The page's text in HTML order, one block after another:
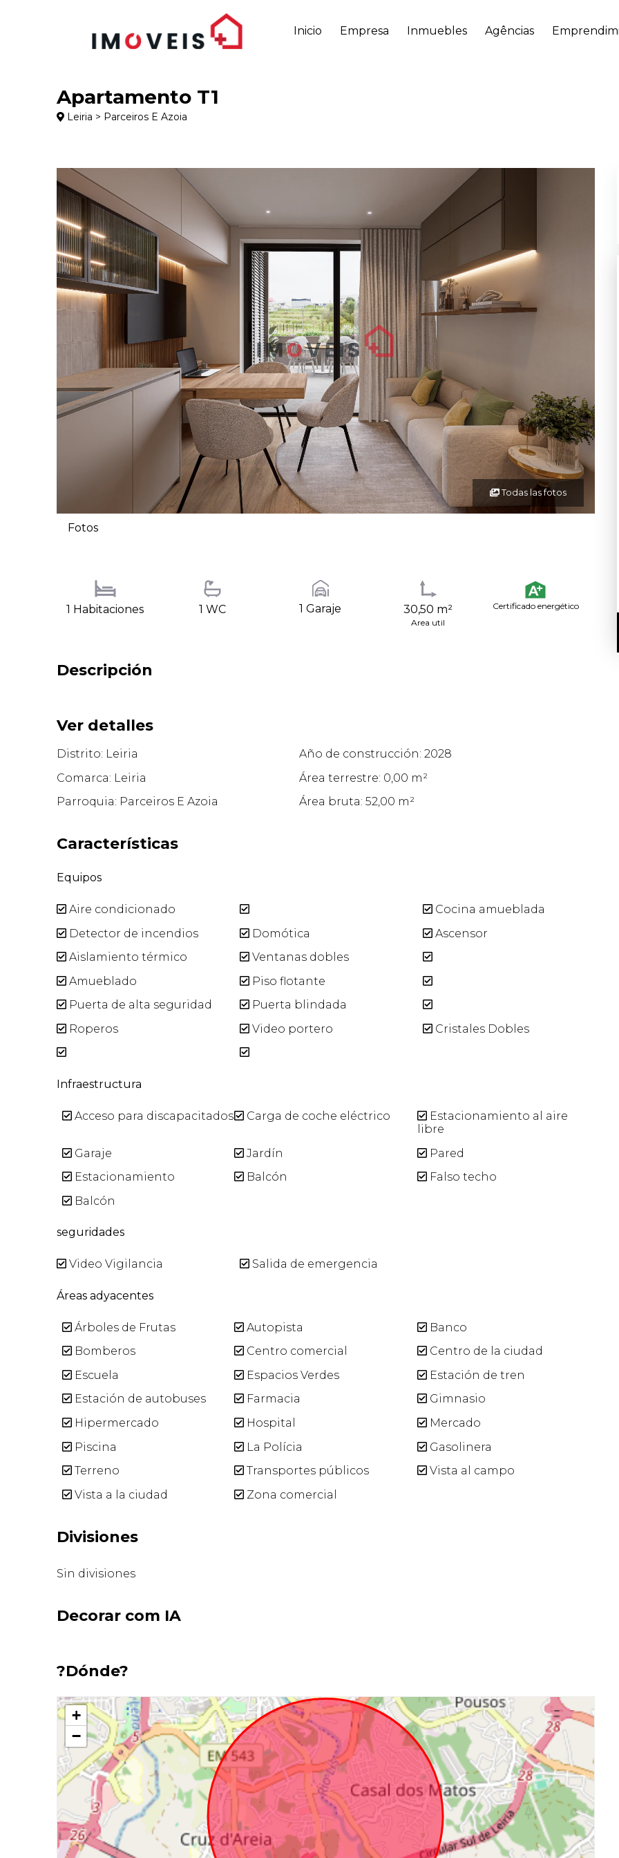
Inicio Empresa Inmuebles Agências
Apartamento T1
Leiria > Parceiros E Azoia
Todas las fotos
Fotos
1 Habitaciones 1 WC 1 Garaje 30,50 m²
Area util
Certificado energético
Descripción
Ver detalles
Distrito: Leiria
Año de construcción: 2028
Comarca: Leiria
Área terrestre: 0,00 m²
Parroquia: Parceiros E Azoia
Área bruta: 52,00 m²
Características
Equipos
Aire condicionado
Cocina amueblada
Detector de incendios
Domótica
Ascensor
Aislamiento térmico
Ventanas dobles
Amueblado
Piso flotante
Puerta de alta seguridad
Puerta blindada
Roperos
Video portero Cristales Dobles
Infraestructura
Acceso para discapacitados Carga de coche eléctrico
Estacionamiento al aire
libre
Garaje
Jardín
Pared
Estacionamiento
Balcón
Falso techo
Balcón
seguridades
Video Vigilancia Salida de emergencia
Áreas adyacentes
Árboles de Frutas Autopista
Banco
Bomberos
Centro comercial
Centro de la ciudad
Escuela
Espacios Verdes
Estación de tren
Estación de autobuses
Farmacia
Gimnasio
Hipermercado
Hospital
Mercado
Piscina
La Polícia
Gasolinera
Terreno
Transportes públicos
Vista al campo
Vista a la ciudad
Zona comercial
Divisiones
Sin divisiones
Decorar com IA
?Dónde?
+
−